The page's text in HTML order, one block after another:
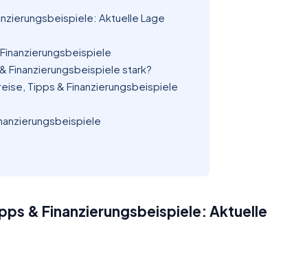
Aktuelle Lage
Finanzierungsbeispiele stark?
Tipps & Finanzierungsbeispiele
& Finanzierungsbeispiele: Aktuelle